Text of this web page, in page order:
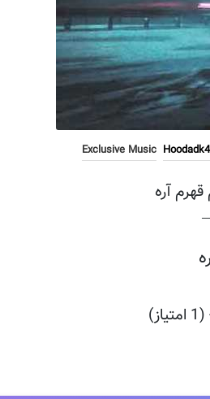
Exclusive Music Hoodadk4
آره